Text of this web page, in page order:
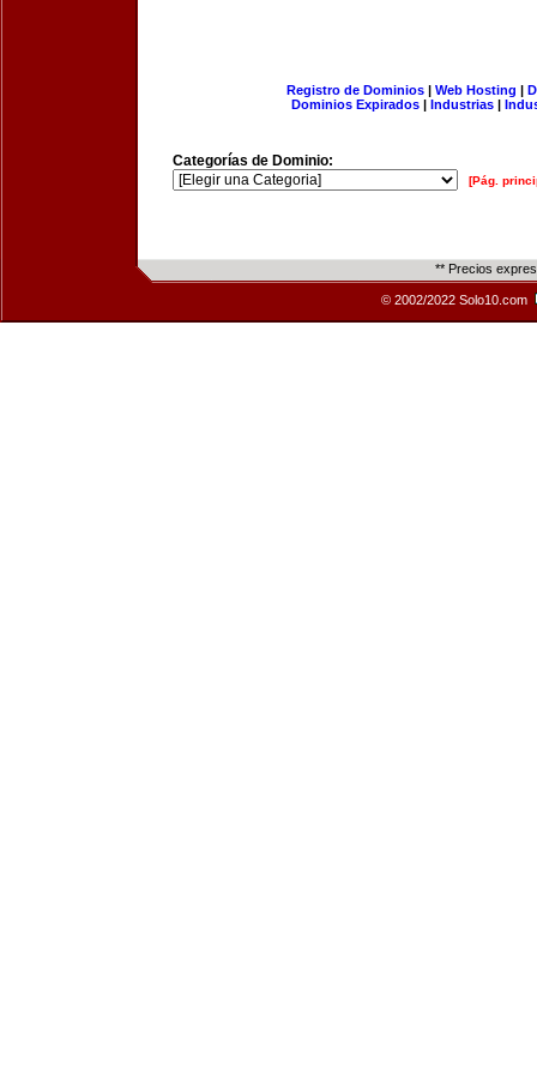
Registro de Dominios| Web Hosting |
Dominios Expirados | Industrias |
Categorías de Dominio:
[Pág.
** Precios
© 2002/2022 Solo10.com